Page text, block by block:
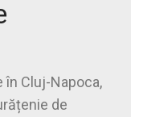
Cluj-Napoca,
de